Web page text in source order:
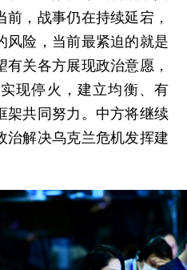
，战事仍在持续延宕，
风险，当前最紧迫的就是
关各方展现政治意愿，
现停火，建立均衡、有
架共同努力。中方将继续
治解决乌克兰危机发挥建